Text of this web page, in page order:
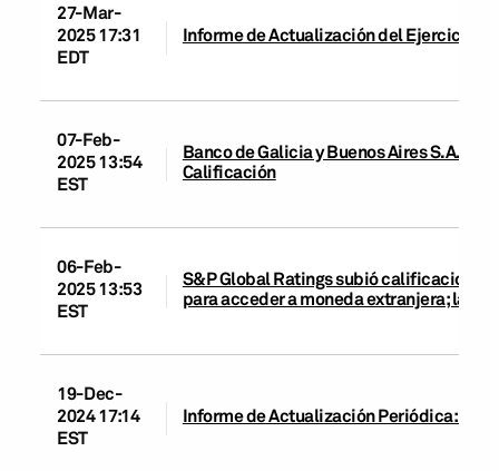
27-Mar-
2025 17:31
EDT
Informe de Actualización del Ejercicio:
07-Feb-
2025 13:54
EST
Banco de Galicia y Buenos Aires S.A.U.:
Calificación
06-Feb-
2025 13:53
EST
S&P Global Ratings subió calificaciones
para acceder a moneda extranjera; la
19-Dec-
2024 17:14
EST
Informe de Actualización Periódica: